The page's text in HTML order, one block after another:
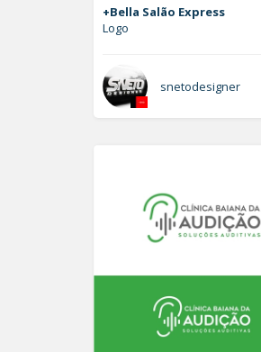
+Bella Salão Express
Logo
snetodesigner